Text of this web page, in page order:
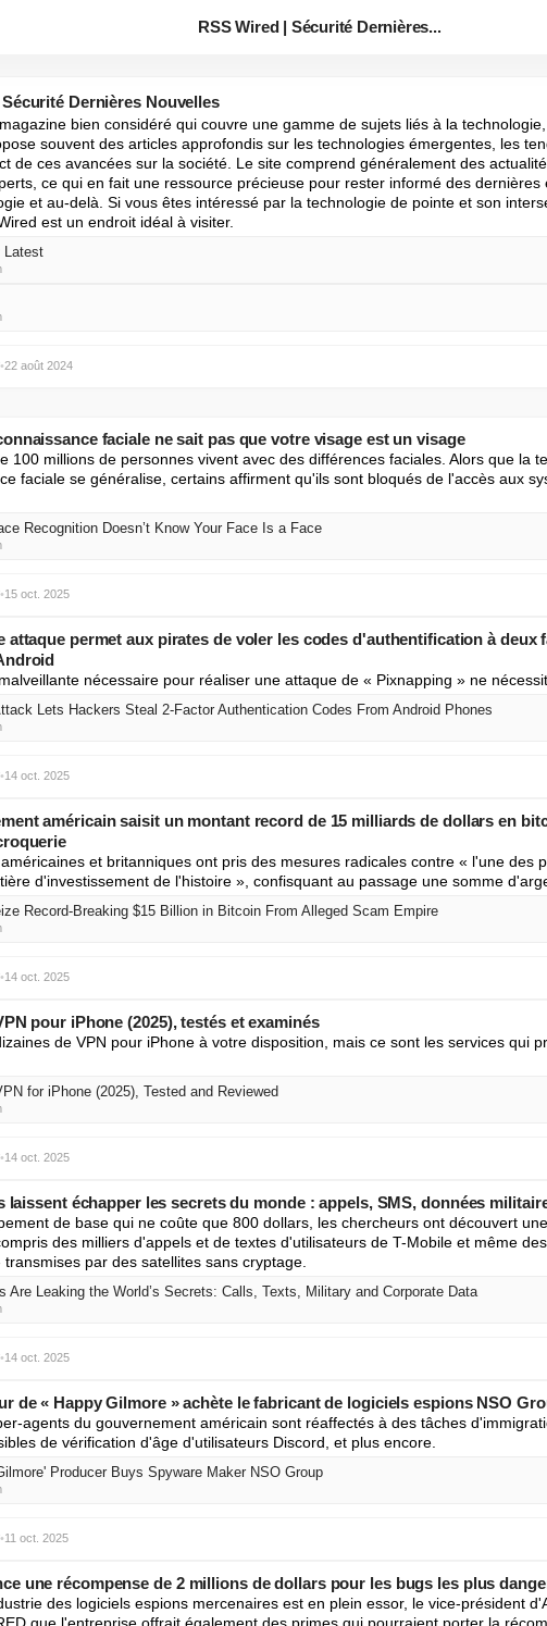
RSS Wired | Sécurité Dernières...
Dernières Nouvelles
bien considéré qui couvre une gamme de sujets liés à la
souvent des articles approfondis sur les technologies émergentes, les
de ces avancées sur la société. Le site comprend généralement des
ce qui en fait une ressource précieuse pour rester informé des dernières
et au-delà. Si vous êtes intéressé par la technologie de pointe et son
est un endroit idéal à visiter.
Latest
•22 août 2024
faciale ne sait pas que votre visage est un visage
100 millions de personnes vivent avec des différences faciales. Alors que la
faciale se généralise, certains affirment qu'ils sont bloqués de l'accès aux
Recognition Doesn’t Know Your Face Is a Face
•15 oct. 2025
attaque permet aux pirates de voler les codes d'authentification à deux
nécessaire pour réaliser une attaque de « Pixnapping » ne
Lets Hackers Steal 2-Factor Authentication Codes From Android Phones
•14 oct. 2025
américain saisit un montant record de 15 milliards de dollars en
et britanniques ont pris des mesures radicales contre « l'une des
d'investissement de l'histoire », confisquant au passage une somme
Record-Breaking $15 Billion in Bitcoin From Alleged Scam Empire
•14 oct. 2025
pour iPhone (2025), testés et examinés
de VPN pour iPhone à votre disposition, mais ce sont les services qui
for iPhone (2025), Tested and Reviewed
•14 oct. 2025
laissent échapper les secrets du monde : appels, SMS, données
de base qui ne coûte que 800 dollars, les chercheurs ont découvert
des milliers d'appels et de textes d'utilisateurs de T-Mobile et même
par des satellites sans cryptage.
Are Leaking the World’s Secrets: Calls, Texts, Military and Corporate Data
•14 oct. 2025
de « Happy Gilmore » achète le fabricant de logiciels espions NSO
agents du gouvernement américain sont réaffectés à des tâches
de vérification d'âge d'utilisateurs Discord, et plus encore.
Producer Buys Spyware Maker NSO Group
•11 oct. 2025
une récompense de 2 millions de dollars pour les bugs les plus
des logiciels espions mercenaires est en plein essor, le vice-président